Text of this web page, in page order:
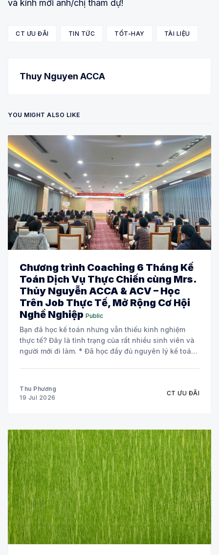
và kính mời anh/chị tham dự!
CT ƯU ĐÃI TIN TỨC TỐT-HAY TÀI LIỆU
Thuy Nguyen ACCA
YOU MIGHT ALSO LIKE
Chương trình Coaching 6 Tháng Kế
Toán Dịch Vụ Thực Chiến cùng Mrs.
Thủy Nguyễn ACCA & ACV – Học
Trên Job Thực Tế, Mở Rộng Cơ Hội
Nghề Nghiệp Public
Bạn đã học kế toán nhưng vẫn thiếu kinh nghiệm
thực tế? Đây là tình trạng của rất nhiều sinh viên và
người mới đi làm. * Đã học đầy đủ nguyên lý kế toán
Thu Phương
19 Jul 2026
CT ƯU ĐÃI